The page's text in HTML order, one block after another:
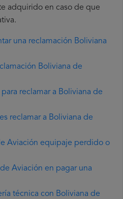
adquirido en caso de que
una reclamación Boliviana
Boliviana de
reclamar a Boliviana de
reclamar a Boliviana de
Aviación equipaje perdido o
Aviación en pagar una
técnica con Boliviana de